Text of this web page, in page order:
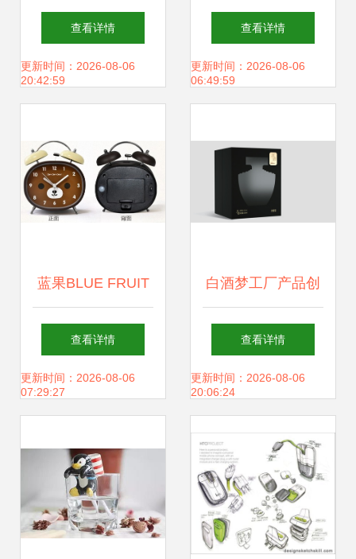
计 探索自然美学与
现代网站建设的完
查看详情
更新时间：2026-08-06
20:42:59
的时尚点缀与品牌
营销的巧妙媒介
查看详情
更新时间：2026-08-06
06:49:59
蓝果BLUE FRUIT
座钟 创意设计与诗
意时光的融合
查看详情
更新时间：2026-08-06
07:29:27
白酒梦工厂产品创
意设计 | 邛酒网站
设计
查看详情
更新时间：2026-08-06
20:06:24